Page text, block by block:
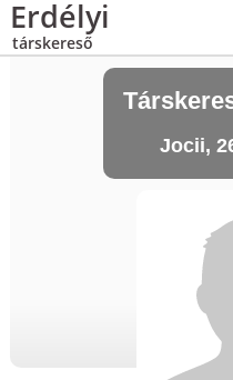
Erdélyi
társkereső
Jocii,